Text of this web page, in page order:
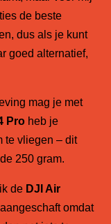
de beste
dus als je kunt
goed alternatief,
mag je met
Pro heb je
te vliegen – dit
250 gram.
de DJI Air
omdat